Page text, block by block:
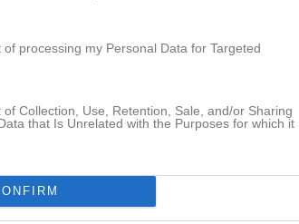
processing my Personal Data for Targeted
Collection, Use, Retention, Sale, and/or Sharing
that Is Unrelated with the Purposes for which it
medan träningar
läggs till